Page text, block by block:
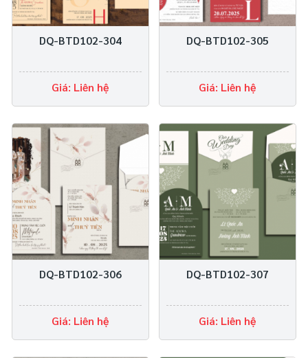
DQ-BTD102-304
Giá: Liên hệ
DQ-BTD102-305
Giá: Liên hệ
DQ-BTD102-306
Giá: Liên hệ
DQ-BTD102-307
Giá: Liên hệ